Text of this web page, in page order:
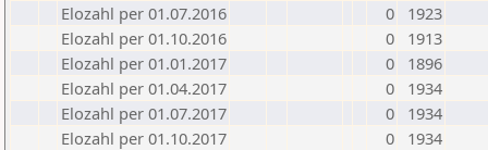
Elozahl per 01.07.2016
0
1923
Elozahl per 01.10.2016
0
1913
Elozahl per 01.01.2017
0
1896
Elozahl per 01.04.2017
0
1934
Elozahl per 01.07.2017
0
1934
Elozahl per 01.10.2017
0
1934